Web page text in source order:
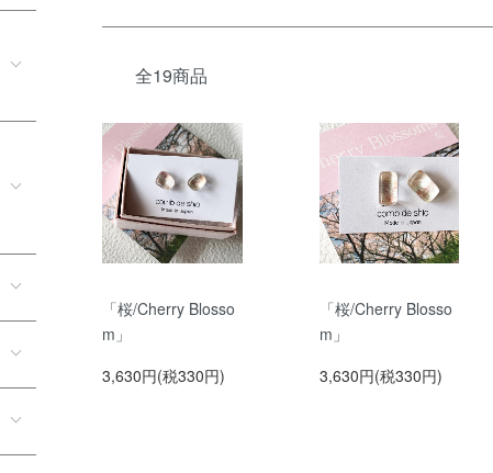
全19商品
「桜/Cherry Blosso
m」
3,630円(税330円)
「桜/Cherry Blosso
m」
3,630円(税330円)